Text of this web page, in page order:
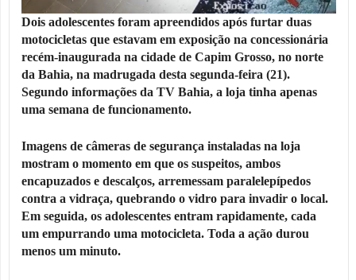
Dois adolescentes foram apreendidos após furtar duas
motocicletas que estavam em exposição na concessionária
recém-inaugurada na cidade de Capim Grosso, no norte
da Bahia, na madrugada desta segunda-feira (21).
Segundo informações da TV Bahia, a loja tinha apenas
uma semana de funcionamento.
Imagens de câmeras de segurança instaladas na loja
mostram o momento em que os suspeitos, ambos
encapuzados e descalços, arremessam paralelepípedos
contra a vidraça, quebrando o vidro para invadir o local.
Em seguida, os adolescentes entram rapidamente, cada
um empurrando uma motocicleta. Toda a ação durou
menos um minuto.